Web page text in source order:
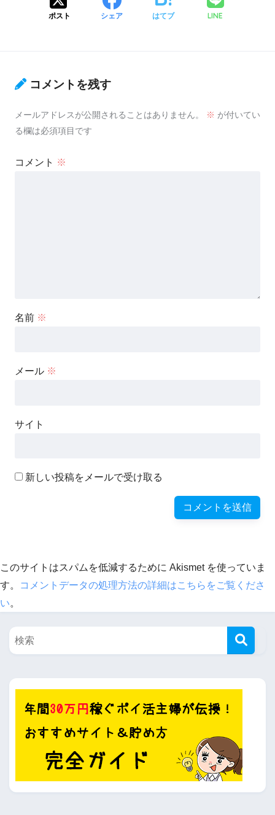
ポスト シェア はてブ LINE
コメントを残す
メールアドレスが公開されることはありません。 ※ が付いてい
る欄は必須項目です
コメント ※
名前 ※
メール ※
サイト
新しい投稿をメールで受け取る
このサイトはスパムを低減するために Akismet を使っていま
す。
コメントデータの処理方法の詳細はこちらをご覧くださ
い。